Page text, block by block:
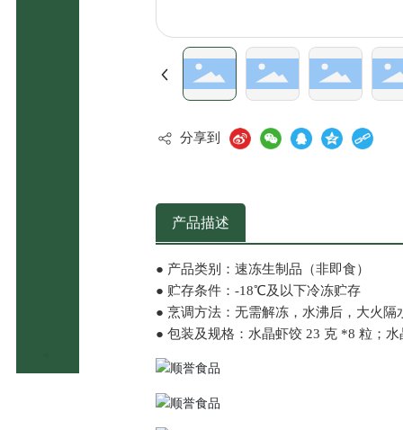
分享到
产品描述
● 产品类别：速冻生制品（非即食）
● 贮存条件：-18℃及以下冷冻贮存
● 烹调方法：无需解冻，水沸后，大火隔
● 包装及规格：水晶虾饺 23 克 *8 粒；